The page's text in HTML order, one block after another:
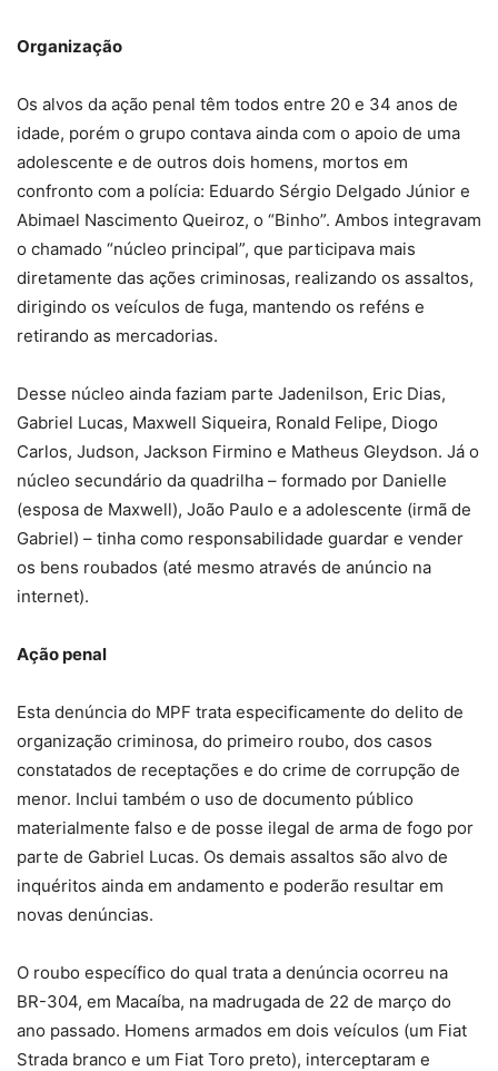
Organização
Os alvos da ação penal têm todos entre 20 e 34 anos de
idade, porém o grupo contava ainda com o apoio de uma
adolescente e de outros dois homens, mortos em
confronto com a polícia: Eduardo Sérgio Delgado Júnior e
Abimael Nascimento Queiroz, o “Binho”. Ambos integravam
o chamado “núcleo principal”, que participava mais
diretamente das ações criminosas, realizando os assaltos,
dirigindo os veículos de fuga, mantendo os reféns e
retirando as mercadorias.
Desse núcleo ainda faziam parte Jadenilson, Eric Dias,
Gabriel Lucas, Maxwell Siqueira, Ronald Felipe, Diogo
Carlos, Judson, Jackson Firmino e Matheus Gleydson. Já o
núcleo secundário da quadrilha – formado por Danielle
(esposa de Maxwell), João Paulo e a adolescente (irmã de
Gabriel) – tinha como responsabilidade guardar e vender
os bens roubados (até mesmo através de anúncio na
internet).
Ação penal
Esta denúncia do MPF trata especificamente do delito de
organização criminosa, do primeiro roubo, dos casos
constatados de receptações e do crime de corrupção de
menor. Inclui também o uso de documento público
materialmente falso e de posse ilegal de arma de fogo por
parte de Gabriel Lucas. Os demais assaltos são alvo de
inquéritos ainda em andamento e poderão resultar em
novas denúncias.
O roubo específico do qual trata a denúncia ocorreu na
BR-304, em Macaíba, na madrugada de 22 de março do
ano passado. Homens armados em dois veículos (um Fiat
Strada branco e um Fiat Toro preto), interceptaram e